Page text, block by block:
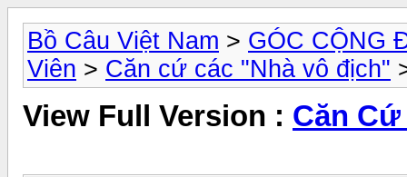
Bồ Câu Việt Nam > GÓC CỘNG
Viên > Căn cứ các "Nhà vô địch"
View Full Version : Căn Cứ